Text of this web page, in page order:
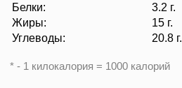
Белки:
3.2 г.
Жиры:
15 г.
Углеводы:
20.8 г.
* - 1 килокалория = 1000 калорий